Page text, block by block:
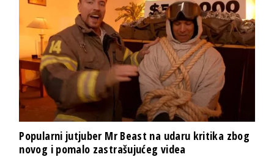
Popularni jutjuber Mr Beast na udaru kritika zbog
novog i pomalo zastrašujućeg videa